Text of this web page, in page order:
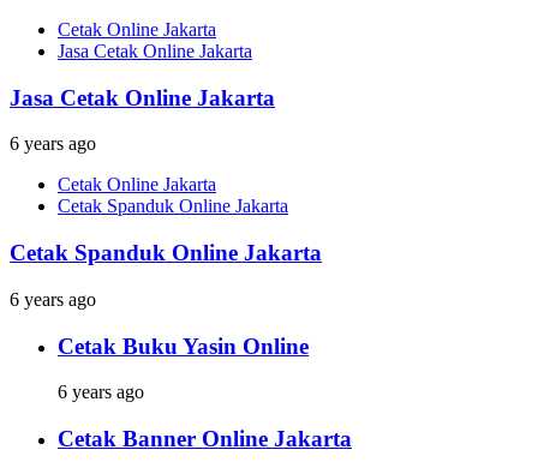
Cetak Online Jakarta
Jasa Cetak Online Jakarta
Jasa Cetak Online Jakarta
6 years ago
Cetak Online Jakarta
Cetak Spanduk Online Jakarta
Cetak Spanduk Online Jakarta
6 years ago
Cetak Buku Yasin Online
6 years ago
Cetak Banner Online Jakarta